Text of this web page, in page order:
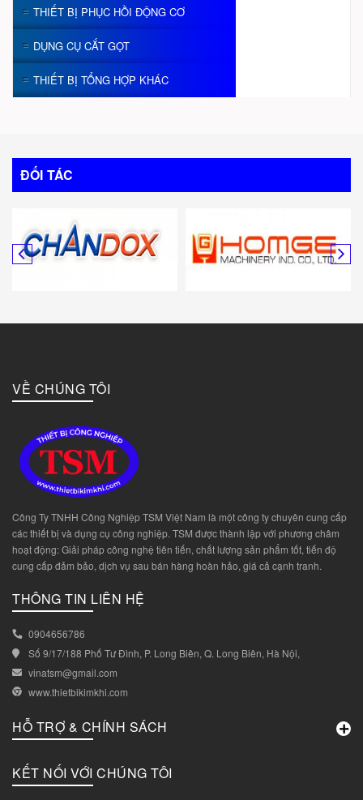
THIẾT BỊ PHỤC HỒI ĐỘNG CƠ
DỤNG CỤ CẮT GỌT
THIẾT BỊ TỔNG HỢP KHÁC
ĐỐI TÁC
VỀ CHÚNG TÔI
Công Ty TNHH Công Nghiệp TSM Việt Nam là một công ty chuyên cung cấp
các thiết bị và dụng cụ công nghiệp. TSM được thành lập với phương châm
hoạt động: Giải pháp công nghệ tiên tiến, chất lượng sản phẩm tốt, tiến độ
cung cấp đảm bảo, dịch vụ sau bán hàng hoàn hảo, giá cả cạnh tranh.
THÔNG TIN LIÊN HỆ
0904656786
Số 9/17/188 Phố Tư Đình, P. Long Biên, Q. Long Biên, Hà Nội,
vinatsm@gmail.com
www.thietbikimkhi.com
HỖ TRỢ & CHÍNH SÁCH
KẾT NỐI VỚI CHÚNG TÔI